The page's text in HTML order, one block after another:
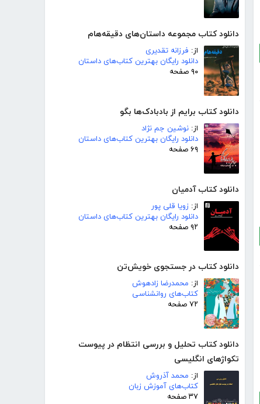
دانلود کتاب مجموعه داستان‌های دقیقه‌هام
از: فرزانه تقدیری
دانلود رایگان بهترین کتاب‌های داستان
۹۰ صفحه
دانلود کتاب برایم از بادبادک‌ها بگو
از: نوشین جم نژاد
دانلود رایگان بهترین کتاب‌های داستان
۶۹ صفحه
دانلود کتاب آدمیان
از: زویا قلی پور
دانلود رایگان بهترین کتاب‌های داستان
۹۲ صفحه
دانلود کتاب در جستجوی خویش‌تن
از: محمدرضا زادهوش
کتاب‌های روانشناسی
۷۲ صفحه
دانلود کتاب تحلیل و بررسی انتظام در پیوست
تکواژهای انگلیسی
از: محمد آذروش
کتاب‌های آموزش زبان
۳۷ صفحه